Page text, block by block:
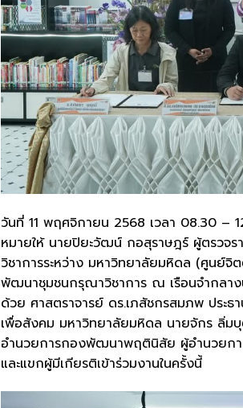
วันที่ 11 พฤศจิกายน 2568 เวลา 08.30 –
หมายให้ นายปิยะวัฒน์ กอสุราษฎร์ ผู้ตรวจร
วิชาการระหว่าง มหาวิทยาลัยมหิดล (ศูนย์
พัฒนาชุมชนกรุณาวิชาการ ณ เรือนจำกล
ด้วย ศาสตราจารย์ ดร.เภสัชกรสมภพ ปร
เพื่อสังคม มหาวิทยาลัยมหิดล นายจักร ลิ่ม
อำนวยการกองพัฒนาพฤตินิสัย ผู้อำนวยก
และแขกผู้มีเกียรติเข้าร่วมงานในครั้งนี้